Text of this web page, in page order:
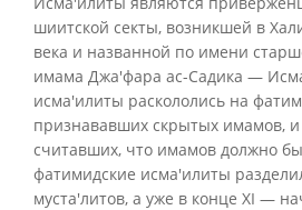
шиитской секты, возникшей в
века и названной по имени
имама Джа'фара ас-Садика —
исма'илиты раскололись на
признававших скрытых имамов, и
считавших, что имамов должно
фатимидские исма'илиты
муста'литов, а уже в конце XI —